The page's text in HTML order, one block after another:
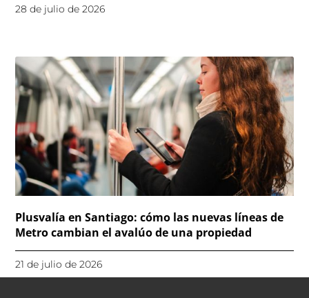
28 de julio de 2026
Plusvalía en Santiago: cómo las nuevas líneas de
Metro cambian el avalúo de una propiedad
21 de julio de 2026